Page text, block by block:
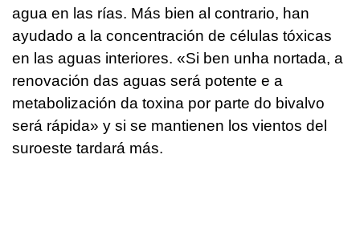
agua en las rías. Más bien al contrario, han
ayudado a la concentración de células tóxicas
en las aguas interiores. «Si ben unha nortada, a
renovación das aguas será potente e a
metabolización da toxina por parte do bivalvo
será rápida» y si se mantienen los vientos del
suroeste tardará más.